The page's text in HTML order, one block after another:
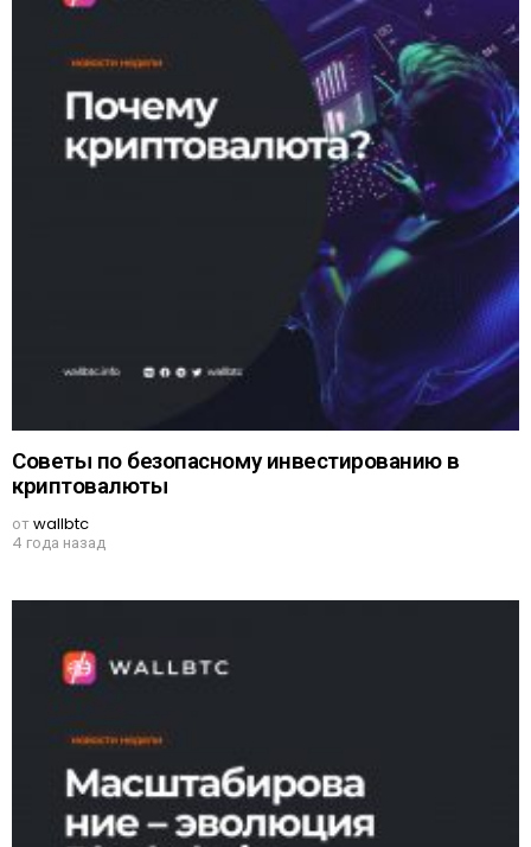
Советы по безопасному инвестированию в
криптовалюты
отwallbtc
4 года назад